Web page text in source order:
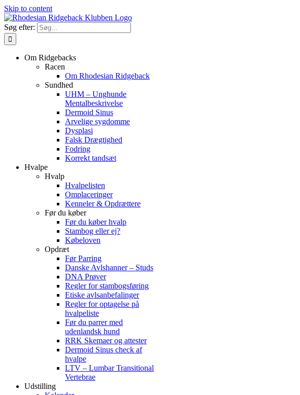
Skip to content
Søg efter:
Om Ridgebacks
Racen
Om Rhodesian Ridgeback
Sundhed
UHM – Unghunde
Mentalbeskrivelse
Dermoid Sinus
Arvelige sygdomme
Dysplasi
Falsk Drægtighed
Fodring
Korrekt tandsæt
Hvalpe
Hvalp
Hvalpelisten
Omplaceringer
Kenneler & Opdrættere
Før du køber
Før du køber hvalp
Stambog eller ej?
Købeloven
Opdræt
Før Parring
Danske Avlshanner – Studs
DNA Prøver
Regler for stambogsføring
Etiske avlsanbefalinger
Regler for optagelse på
hvalpeliste
Før du parrer med
udenlandsk hund
RRK Skemaer og attester
Dermoid Sinus check af
hvalpe
LTV – Lumbar Transitional
Vertebrae
Udstilling